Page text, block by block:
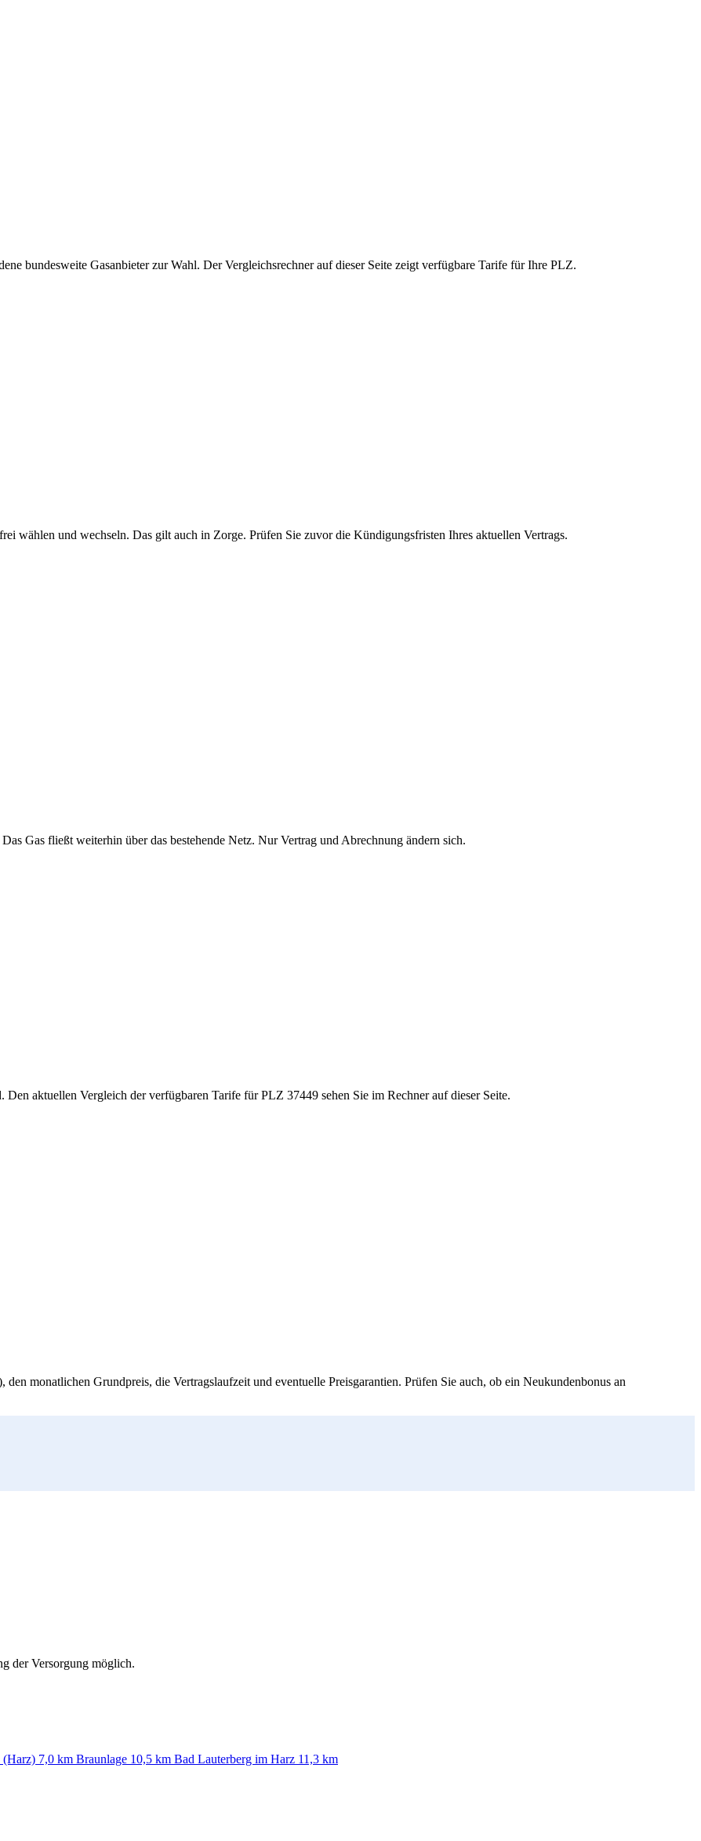
bundesweite Gasanbieter zur Wahl. Der Vergleichsrechner auf dieser Seite zeigt verfügbare Tarife für Ihre PLZ.
wählen und wechseln. Das gilt auch in Zorge. Prüfen Sie zuvor die Kündigungsfristen Ihres aktuellen Vertrags.
Gas fließt weiterhin über das bestehende Netz. Nur Vertrag und Abrechnung ändern sich.
aktuellen Vergleich der verfügbaren Tarife für PLZ 37449 sehen Sie im Rechner auf dieser Seite.
monatlichen Grundpreis, die Vertragslaufzeit und eventuelle Preisgarantien. Prüfen Sie auch, ob ein Neukundenbonus an
der Versorgung möglich.
(Harz) 7,0 km Braunlage 10,5 km Bad Lauterberg im Harz 11,3 km